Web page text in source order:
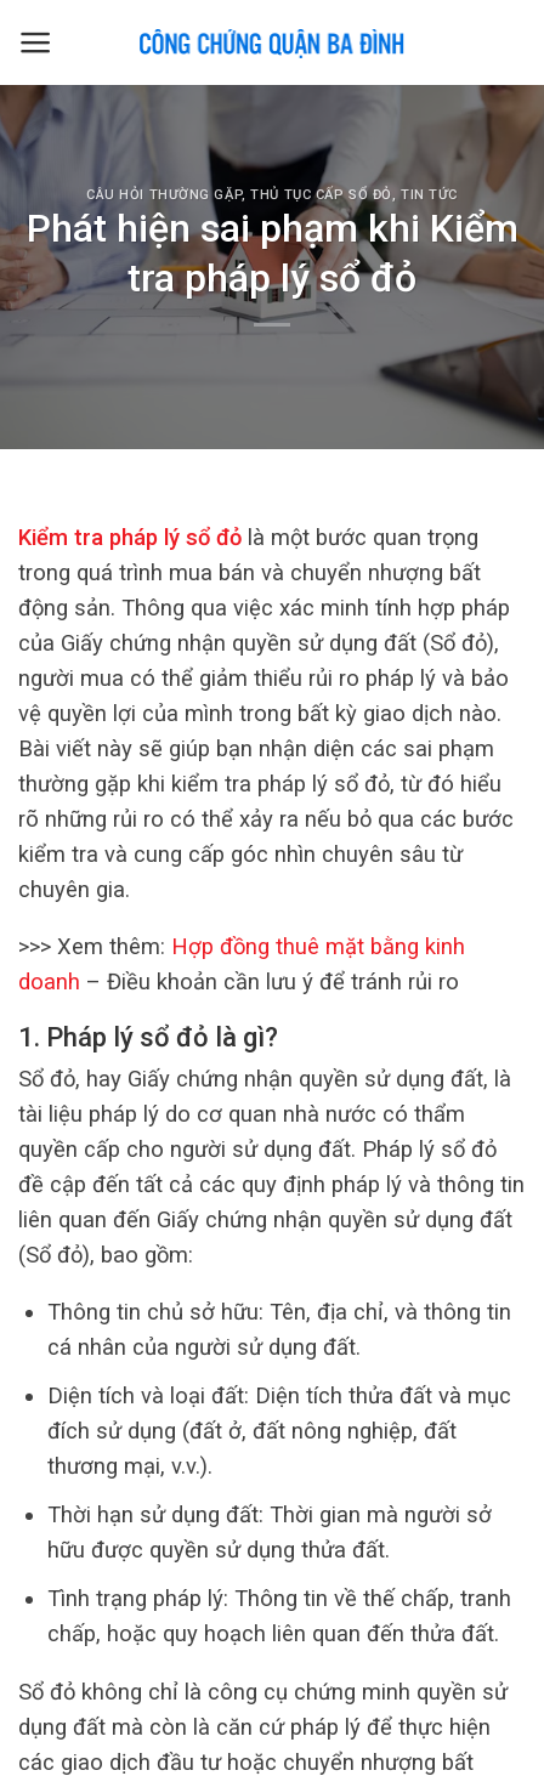
CÂU HỎI THƯỜNG GẶP,THỦ TỤC CẤP SỔ ĐỎ, TIN TỨC
Phát hiện sai phạm khi Kiểm
tra pháp lý sổ đỏ
Kiểm tra pháp lý sổ đỏ là một bước quan trọng
trong quá trình mua bán và chuyển nhượng bất
động sản. Thông qua việc xác minh tính hợp pháp
của Giấy chứng nhận quyền sử dụng đất (Sổ đỏ),
người mua có thể giảm thiểu rủi ro pháp lý và bảo
vệ quyền lợi của mình trong bất kỳ giao dịch nào.
Bài viết này sẽ giúp bạn nhận diện các sai phạm
thường gặp khi kiểm tra pháp lý sổ đỏ, từ đó hiểu
rõ những rủi ro có thể xảy ra nếu bỏ qua các bước
kiểm tra và cung cấp góc nhìn chuyên sâu từ
chuyên gia.
>>> Xem thêm: Hợp đồng thuê mặt bằng kinh
doanh – Điều khoản cần lưu ý để tránh rủi ro
1. Pháp lý sổ đỏ là gì?
Sổ đỏ, hay Giấy chứng nhận quyền sử dụng đất, là
tài liệu pháp lý do cơ quan nhà nước có thẩm
quyền cấp cho người sử dụng đất. Pháp lý sổ đỏ
đề cập đến tất cả các quy định pháp lý và thông tin
liên quan đến Giấy chứng nhận quyền sử dụng đất
(Sổ đỏ), bao gồm:
Thông tin chủ sở hữu: Tên, địa chỉ, và thông tin
cá nhân của người sử dụng đất.
Diện tích và loại đất: Diện tích thửa đất và mục
đích sử dụng (đất ở, đất nông nghiệp, đất
thương mại, v.v.).
Thời hạn sử dụng đất: Thời gian mà người sở
hữu được quyền sử dụng thửa đất.
Tình trạng pháp lý: Thông tin về thế chấp, tranh
chấp, hoặc quy hoạch liên quan đến thửa đất.
Sổ đỏ không chỉ là công cụ chứng minh quyền sử
dụng đất mà còn là căn cứ pháp lý để thực hiện
các giao dịch đầu tư hoặc chuyển nhượng bất